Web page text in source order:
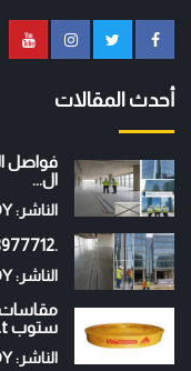
أحدث المقالات
فواصل
ال...
الناشر: KHALAD ELKADY
.01068977712 - 01080029701 - الفواصل الانشائية
الناشر: KHALAD ELKADY
مقاسات
ستوب Wat...
الناشر: KHALAD ELKADY